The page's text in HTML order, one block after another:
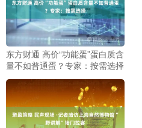
东方财通 高价“功能蛋”蛋白质含
量不如普通蛋？专家：按需选择